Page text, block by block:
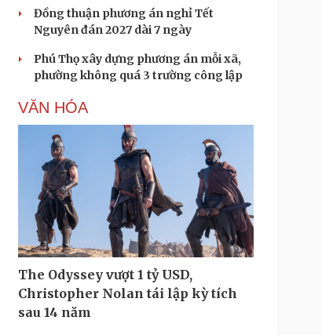
Đồng thuận phương án nghỉ Tết
Nguyên đán 2027 dài 7 ngày
Phú Thọ xây dựng phương án mỗi xã,
phường không quá 3 trường công lập
VĂN HÓA
The Odyssey vượt 1 tỷ USD,
Christopher Nolan tái lập kỳ tích
sau 14 năm